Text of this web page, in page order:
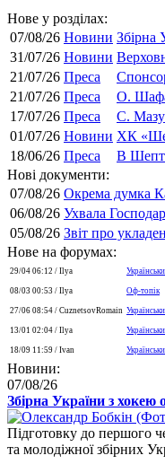
Нове у розділах:
07/08/26 Новини Збірна
31/07/26 Новини
21/07/26 Преса
21/07/26 Преса
О.
17/07/26 Преса
С.
01/07/26 Новини ХК
18/06/26 Преса
В
Нові документи:
07/08/26 Окрема думка
06/08/26 Ухвала
05/08/26 Звіт про
Нове на форумах:
29/04 06:12 / Ilya
08/03 00:53 / Ilya Оф-топік
27/06 08:54 / CuznetsovRomain
13/01 02:04 / Ilya
18/09 11:59 / Ivan
Новини:
07/08/26
Збірна України з хокею
Підготовку до першого
та молодіжної збірних